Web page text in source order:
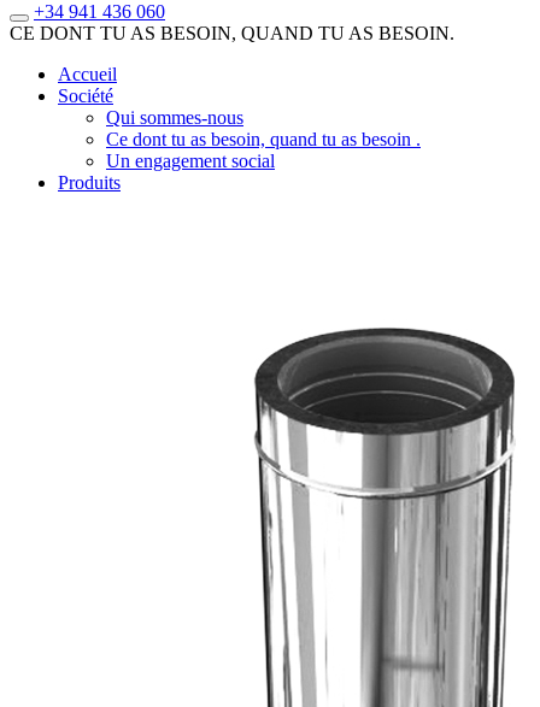
+34 941 436 060
CE DONT TU AS BESOIN, QUAND TU AS BESOIN.
Accueil
Société
Qui sommes-nous
Ce dont tu as besoin, quand tu as besoin .
Un engagement social
Produits